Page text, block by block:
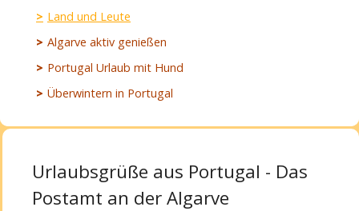
Land und Leute
Algarve aktiv genießen
Portugal Urlaub mit Hund
Überwintern in Portugal
Urlaubsgrüße aus Portugal - Das
Postamt an der Algarve